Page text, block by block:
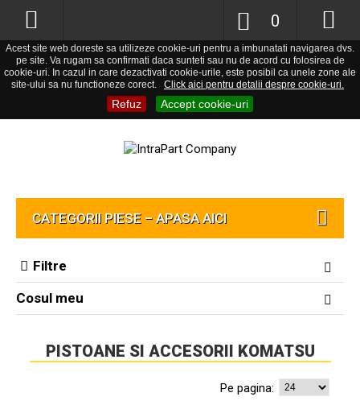
Acest site web doreste sa utilizeze cookie-uri pentru a imbunatati navigarea dvs.
pe site. Va rugam sa confirmati daca sunteti sau nu de acord cu folosirea de
cookie-uri. In cazul in care dezactivati cookie-urile, este posibil ca unele zone ale
site-ului sa nu functioneze corect.
Click aici pentru detalii despre cookie-uri.
Refuz Accept cookie-uri
0
CATEGORII PIESE – APASA AICI
Filtre
Cosul meu
PISTOANE SI ACCESORII KOMATSU
Pe pagina: